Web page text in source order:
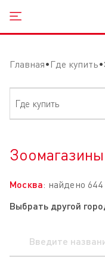
Открыть меню
Главная Где купить
Где купить
Зоомагазины
Москва: найдено 644
Выбрать другой
Введите